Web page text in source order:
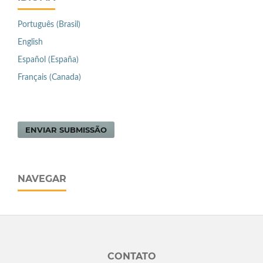
Português (Brasil)
English
Español (España)
Français (Canada)
ENVIAR SUBMISSÃO
NAVEGAR
CONTATO